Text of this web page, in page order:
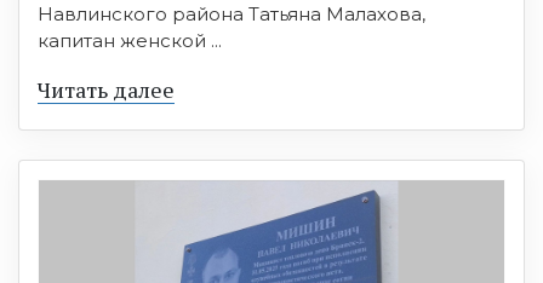
Навлинского района Татьяна Малахова,
капитан женской ...
Читать далее